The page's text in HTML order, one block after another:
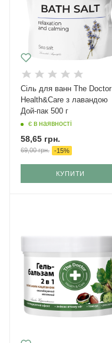
Cіль для ванн The Doctor
Health&Care з лавандою
Дой-пак 500 г
є в наявності
58,65 грн.
69,00грн. -15%
КУПИТИ